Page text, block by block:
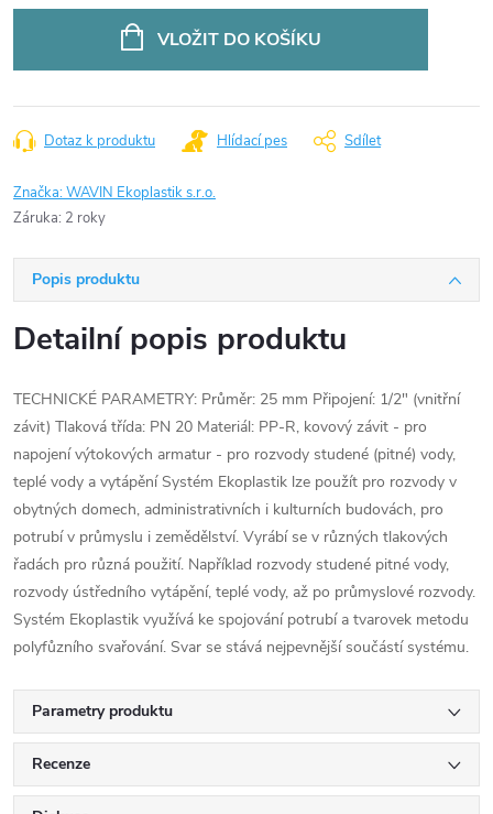
VLOŽIT DO KOŠÍKU
Dotaz k produktu Hlídací pes Sdílet
Značka:WAVIN Ekoplastik s.r.o.
Záruka: 2 roky
Popis produktu
Detailní popis produktu
TECHNICKÉ PARAMETRY: Průměr: 25 mm Připojení: 1/2" (vnitřní
závit) Tlaková třída: PN 20 Materiál: PP-R, kovový závit - pro
napojení výtokových armatur - pro rozvody studené (pitné) vody,
teplé vody a vytápění Systém Ekoplastik lze použít pro rozvody v
obytných domech, administrativních i kulturních budovách, pro
potrubí v průmyslu i zemědělství. Vyrábí se v různých tlakových
řadách pro různá použití. Například rozvody studené pitné vody,
rozvody ústředního vytápění, teplé vody, až po průmyslové rozvody.
Systém Ekoplastik využívá ke spojování potrubí a tvarovek metodu
polyfůzního svařování. Svar se stává nejpevnější součástí systému.
Parametry produktu
Recenze